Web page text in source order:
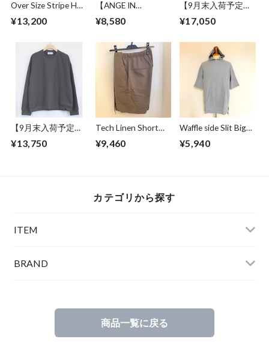
Over Size Stripe Half
Sleeve Shirts
White / Black
¥13,200
【ANGE IN
DISGUISE】 Print T-
shirts #SWING
¥8,580
【9月末入荷予定】
Sweat Wide Easy
Pants Black
¥17,050
【9月末入荷予定】
Over Size Knit Cut &
Sewn Charcoal
¥13,750
Tech Linen Short
Pants Gray
¥9,460
Waffle side Slit Big
Pullover Parka
Gray
¥5,940
カテゴリから探す
ITEM
BRAND
商品一覧に戻る